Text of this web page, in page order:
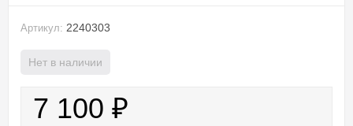
Артикул: 2240303
Нет в наличии
7 100 ₽